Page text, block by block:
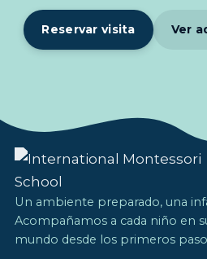
Reservar visita Ver
Un ambiente preparado, una
Acompañamos a cada niño en
mundo desde los primeros